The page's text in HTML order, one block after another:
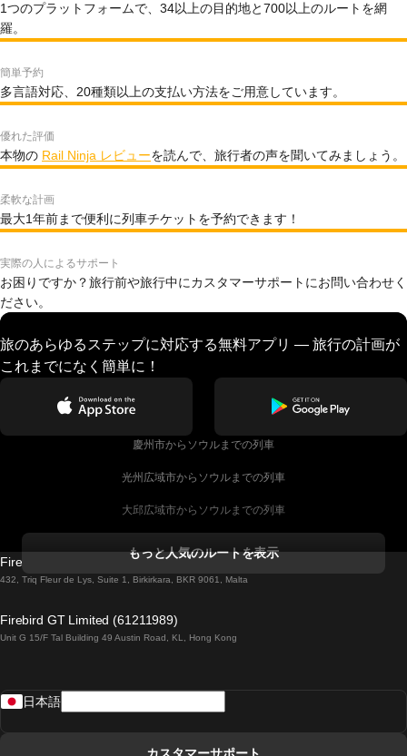
1つのプラットフォームで、34以上の目的地と700以上のルートを網
羅。
簡単予約
多言語対応、20種類以上の支払い方法をご用意しています。
優れた評価
本物の Rail Ninja レビューを読んで、旅行者の声を聞いてみましょう。
柔軟な計画
最大1年前まで便利に列車チケットを予約できます！
実際の人によるサポート
お困りですか？旅行前や旅行中にカスタマーサポートにお問い合わせく
ださい。
旅のあらゆるステップに対応する無料アプリ — 旅行の計画が
これまでになく簡単に！
慶州市からソウルまでの列車
光州広域市からソウルまでの列車
大邱広域市からソウルまでの列車
ダブリンからゴールウェイまでの列車
ローマからナポリまでの列車
もっと人気のルートを表示
Firebird GT Limited (OC 1451)
432, Triq Fleur de Lys, Suite 1, Birkirkara, BKR 9061, Malta
Firebird GT Limited (61211989)
Unit G 15/F Tal Building 49 Austin Road, KL, Hong Kong
日本語